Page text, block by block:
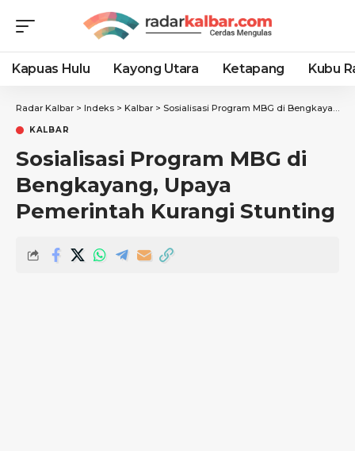
Kapuas Hulu Kayong Utara Ketapang Kubu
Radar Kalbar > Indeks > Kalbar > Sosialisasi Program MBG di Bengkayang, Upaya Pemerintah Kurangi Stunting
KALBAR
Sosialisasi Program MBG di
Bengkayang, Upaya
Pemerintah Kurangi Stunting